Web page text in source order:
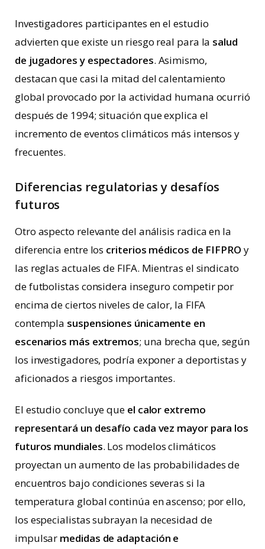
Investigadores participantes en el estudio
advierten que existe un riesgo real para la salud
de jugadores y espectadores. Asimismo,
destacan que casi la mitad del calentamiento
global provocado por la actividad humana ocurrió
después de 1994; situación que explica el
incremento de eventos climáticos más intensos y
frecuentes.
Diferencias regulatorias y desafíos
futuros
Otro aspecto relevante del análisis radica en la
diferencia entre los criterios médicos de FIFPRO y
las reglas actuales de FIFA. Mientras el sindicato
de futbolistas considera inseguro competir por
encima de ciertos niveles de calor, la FIFA
contempla suspensiones únicamente en
escenarios más extremos; una brecha que, según
los investigadores, podría exponer a deportistas y
aficionados a riesgos importantes.
El estudio concluye que el calor extremo
representará un desafío cada vez mayor para los
futuros mundiales. Los modelos climáticos
proyectan un aumento de las probabilidades de
encuentros bajo condiciones severas si la
temperatura global continúa en ascenso; por ello,
los especialistas subrayan la necesidad de
impulsar medidas de adaptación e